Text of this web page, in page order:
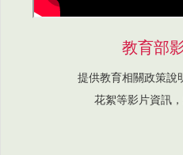
教育部
提供教育相關政策說
花絮等影片資訊